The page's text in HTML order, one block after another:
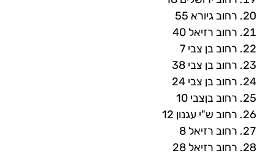
רחוב גיורא 55
רחוב רזיאל 40
רחוב בן צבי 7
רחוב בן צבי 38
רחוב בן צבי 24
רחוב בןצבי 10
רחוב ש"י עגנון 12
רחוב רזיאל 8
רחוב רזיאל 28